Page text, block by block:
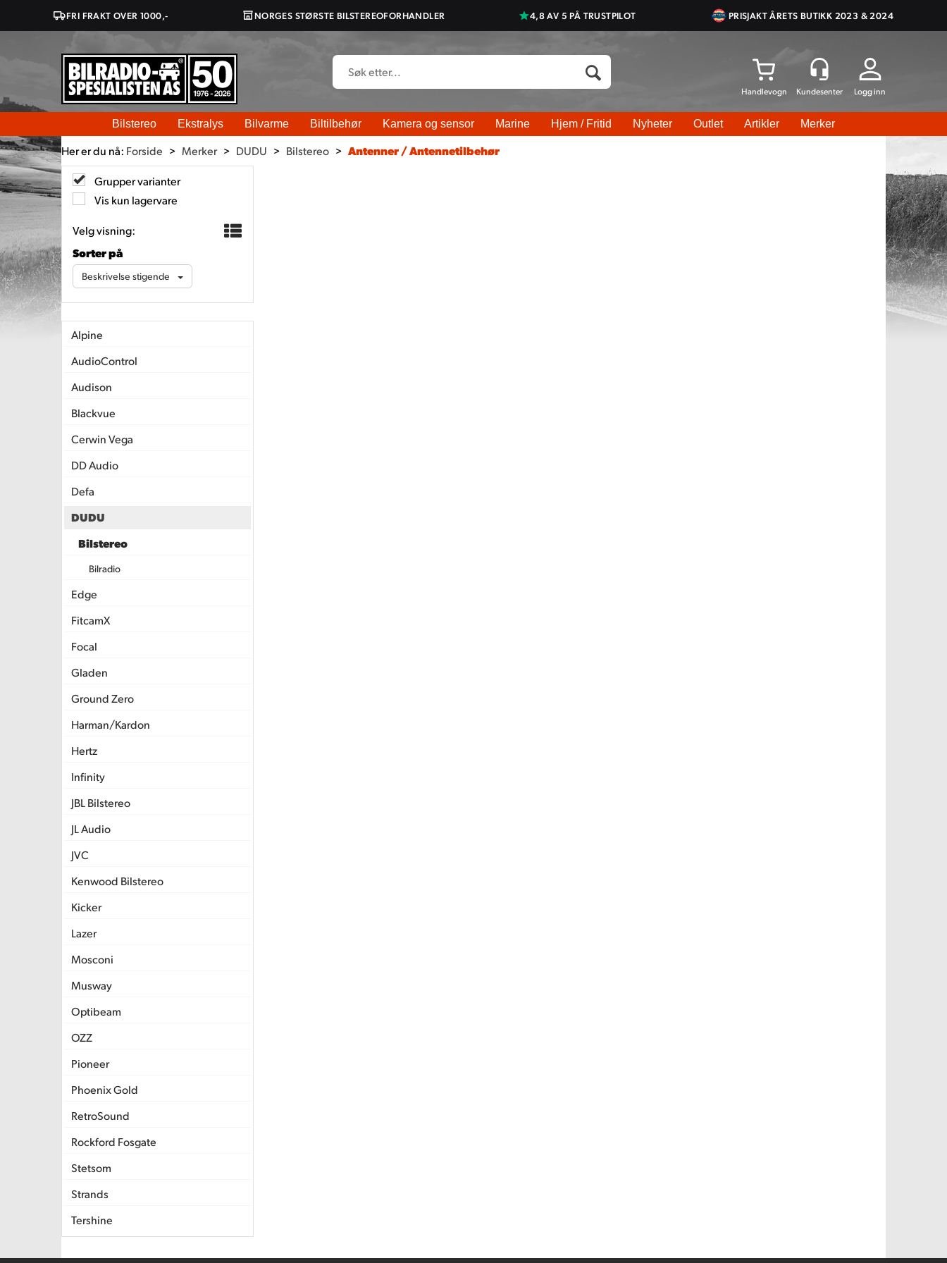
FRI FRAKT OVER 1000,- NORGES STØRSTE BILSTEREOFORHANDLER 4,8 AV 5 PÅ TRUSTPILOT PRISJAKT ÅRETS BUTIKK 2023 & 2024
Logg inn
Bilstereo Ekstralys Bilvarme Biltilbehør Kamera og sensor Marine Hjem / Fritid Nyheter Outlet Artikler Merker
Her er du nå: Forside > Merker > DUDU > Bilstereo > Antenner / Antennetilbehør
Grupper varianter
Vis kun lagervare
Velg visning:
Sorter på
Beskrivelse stigende
Alpine
AudioControl
Audison
Blackvue
Cerwin Vega
DD Audio
Defa
DUDU
Bilstereo
Bilradio
Edge
FitcamX
Focal
Gladen
Ground Zero
Harman/Kardon
Hertz
Infinity
JBL Bilstereo
JL Audio
JVC
Kenwood Bilstereo
Kicker
Lazer
Mosconi
Musway
Optibeam
OZZ
Pioneer
Phoenix Gold
RetroSound
Rockford Fosgate
Stetsom
Strands
Tershine